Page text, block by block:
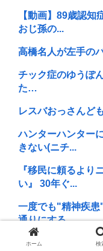
【動画】89歳認
おじ孫の...
高橋名人が左手の
チック症のゆうぽ
た…
レスバおっさんども
ハンターハンター
きない(ニチ...
『移民に頼るより
い』 30年ぐ...
一度でも"精神疾
通りにする...
医者「非常に言
ホーム 検